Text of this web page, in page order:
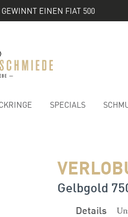
EINEN FIAT 500
SPECIALS
Gelbgold
Details